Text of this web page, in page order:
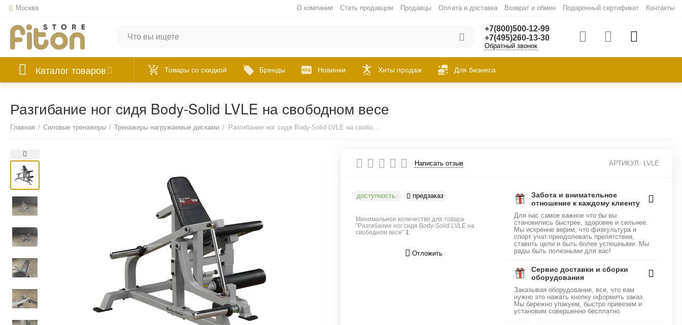
Москва О компании Стать продавцом Продавцы Оплата и доставка Возврат и обмен Подарочный сертификат Контакты
+7(800)500-12-99
+7(495)260-13-30
Обратный звонок
Каталог товаров Товары со скидкой Бренды Новинки Хиты продаж Для бизнеса
Разгибание ног сидя Body-Solid LVLE на свободном весе
Главная / Силовые тренажеры / Тренажеры нагружаемые дисками / Разгибание ног сидя Body-Solid LVLE на свободном весе
Написать отзыв АРТИКУЛ: LVLE
доступность: предзаказ
Минимальное количество для товара
"Разгибание ног сидя Body-Solid LVLE на
свободном весе"1.
Отложить
Забота и внимательное
отношение к каждому клиенту
Для нас самое важное что бы вы
становились быстрее, здоровее и сильнее.
Мы искренне верим, что физкультура и
спорт учат преодолевать препятствия,
ставить цели и быть более успешными. Мы
рады быть полезными для вас!
Сервис доставки и сборки
оборудования
Заказывая оборудование, все, что вам
нужно это нажать кнопку оформить заказ.
Мы бережно упакуем, быстро привезем и
установим совершенно бесплатно.